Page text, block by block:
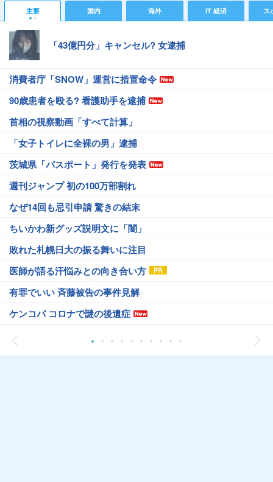
主要 国内 海外 IT 経済 ス
「43億円分」キャンセル? 女逮捕
消費者庁「SNOW」運営に措置命令
90歳患者を殴る? 看護助手を逮捕
首相の視察動画「すべて計算」
「女子トイレに全裸の男」逮捕
茨城県「パスポート」発行を発表
週刊ジャンプ 初の100万部割れ
なぜ14回も忌引申請 驚きの結末
ちいかわ新グッズ説明文に「闇」
敗れた札幌日大の振る舞いに注目
医師が語る汗悩みとの向き合い方
有罪でいい 斉藤被告の事件見解
ケンコバ コロナで謎の後遺症